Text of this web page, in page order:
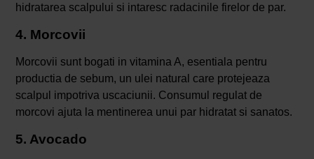
hidratarea scalpului si intaresc radacinile firelor de par.
4. Morcovii
Morcovii sunt bogati in vitamina A, esentiala pentru
productia de sebum, un ulei natural care protejeaza
scalpul impotriva uscaciunii. Consumul regulat de
morcovi ajuta la mentinerea unui par hidratat si sanatos.
5. Avocado